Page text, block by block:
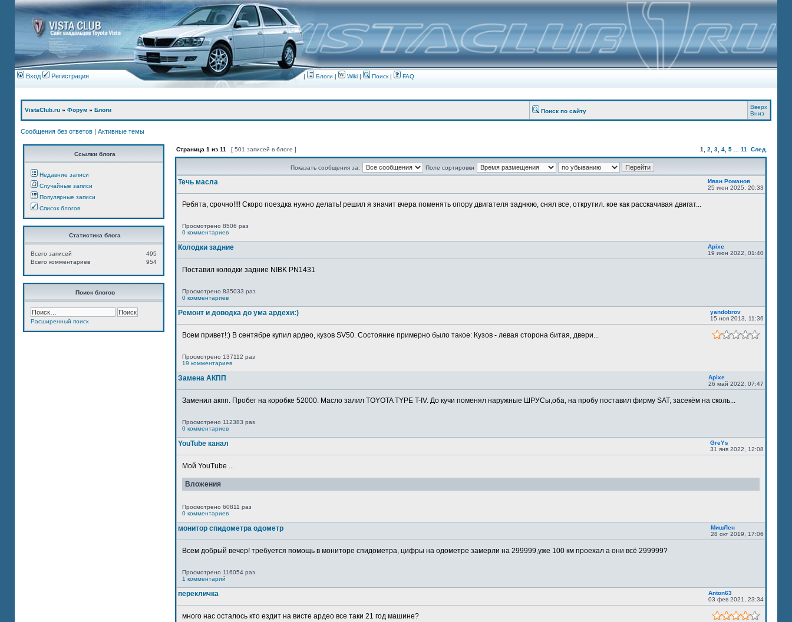
Вход Регистрация | Блоги | Wiki | Поиск| FAQ
VistaClub.ru » Форум » Блоги Поиск по сайту
Вверх
Вниз
Сообщения без ответов | Активные темы
Ссылки блога
Недавние записи
Случайные записи
Популярные записи
Список блогов
Статистика блога
495
Всего записей
954
Всего комментариев
Поиск блогов
Расширенный поиск
Страница 1 из 11 [ 501 записей в блоге ] 1 2 3 4 5 11 След.
Показать сообщения за: Поле сортировки
Течь масла
Иван Романов
25 июн 2025, 20:33
Ребята, срочно!!!! Скоро поездка нужно делать! решил я значит вчера поменять опору двигателя заднюю, снял все, открутил. кое как расскачивая двигат...
Просмотрено 8506 раз
0 комментариев
Колодки задние
Apixe
19 июн 2022, 01:40
Поставил колодки задние NIBK PN1431
Просмотрено 835033 раз
0 комментариев
Ремонт и доводка до ума ардехи:)
yandobrov
15 ноя 2013, 11:36
Всем привет!:) В сентябре купил ардео, кузов SV50. Состояние примерно было такое: Кузов - левая сторона битая, двери...
Просмотрено 137112 раз
19 комментариев
Замена АКПП
Apixe
26 май 2022, 07:47
Заменил акпп. Пробег на коробке 52000. Масло залил TOYOTA TYPE T-IV. До кучи поменял наружные ШРУСы,оба, на пробу поставил фирму SAT, засекём на сколь...
Просмотрено 112383 раз
0 комментариев
YouTube канал
GreYs
31 янв 2022, 12:08
Мой YouTube ...
Вложения
Просмотрено 60811 раз
0 комментариев
монитор спидометра одометр
МишЛен
28 окт 2019, 17:06
Всем добрый вечер! требуется помощь в мониторе спидометра, цифры на одометре замерли на 299999,уже 100 км проехал а они всё 299999?
Просмотрено 116054 раз
1 комментарий
перекличка
Anton63
03 фев 2021, 23:34
много нас осталось кто ездит на висте ардео все таки 21 год машине?